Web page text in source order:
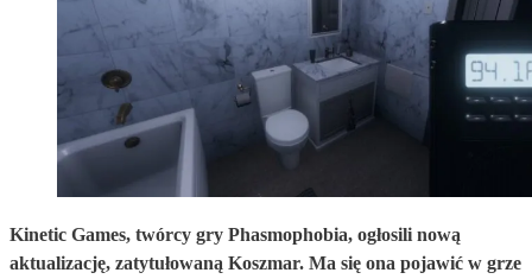
Kinetic Games, twórcy gry Phasmophobia, ogłosili nową
aktualizację, zatytułowaną Koszmar. Ma się ona pojawić w grze